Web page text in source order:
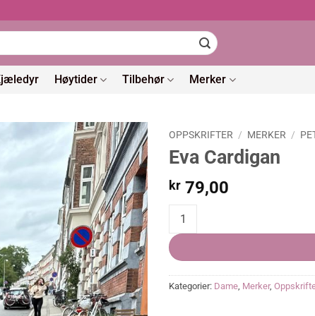
Høytider Tilbehør Merker
OPPSKRIFTER / MERKER /
Eva Cardigan
kr 79,00
Eva Cardigan quantity
Kategorier: Dame, Merker,